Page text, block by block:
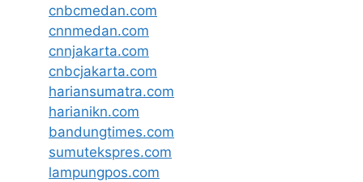
cnbcmedan.com
cnnmedan.com
cnnjakarta.com
cnbcjakarta.com
hariansumatra.com
harianikn.com
bandungtimes.com
sumutekspres.com
lampungpos.com